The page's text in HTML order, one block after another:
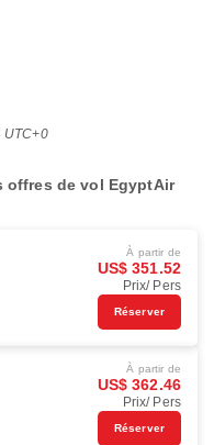
UTC+0
offres de vol EgyptAir
À partir de
US$ 351.52
Prix/ Pers
Réserver
À partir de
US$ 362.46
Prix/ Pers
Réserver